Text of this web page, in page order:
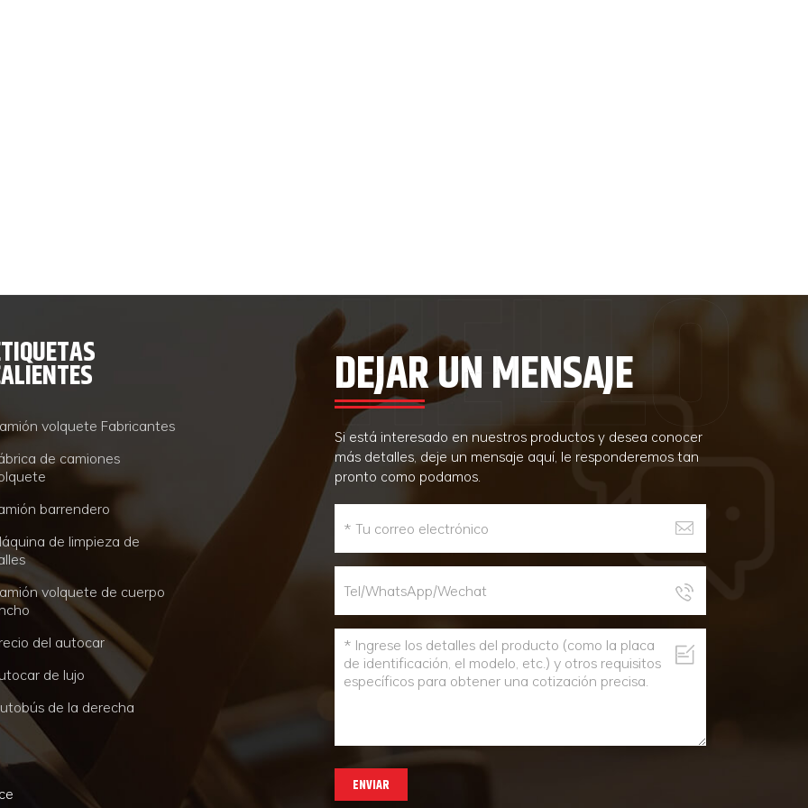
volquete Fabricantes
de camiones
barrendero
de limpieza de
volquete de cuerpo
del autocar
de lujo
de la derecha
DEJAR UN MENSAJE
Si está interesado en nuestros productos y desea conocer
más detalles, deje un mensaje aquí, le responderemos tan
pronto como podamos.
ENVIAR